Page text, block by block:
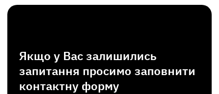
Якщо у Вас залишились
запитання просимо заповнити
контактну форму